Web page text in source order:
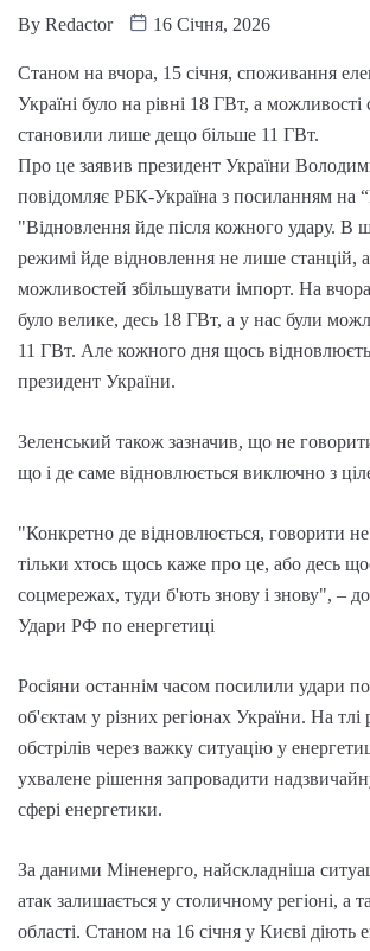
By Redactor 16 Січня, 2026
Станом на вчора, 15 січня, споживання
Україні було на рівні 18 ГВт, а можливості
становили лише дещо більше 11 ГВт.
Про це заявив президент України
повідомляє РБК-Україна з посиланням на
"Відновлення йде після кожного удару. В
режимі йде відновлення не лише станцій,
можливостей збільшувати імпорт. На
було велике, десь 18 ГВт, а у нас були
11 ГВт. Але кожного дня щось
президент України.
Зеленський також зазначив, що не
що і де саме відновлюється виключно з
"Конкретно де відновлюється, говорити
тільки хтось щось каже про це, або десь
соцмережах, туди б'ють знову і знову", –
Удари РФ по енергетиці
Росіяни останнім часом посилили удари
об'єктам у різних регіонах України. На тлі
обстрілів через важку ситуацію у
ухвалене рішення запровадити
сфері енергетики.
За даними Міненерго, найскладніша
атак залишається у столичному регіоні, а
області. Станом на 16 січня у Києві діють